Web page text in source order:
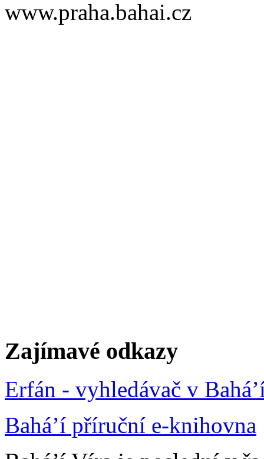
www.praha.bahai.cz
Zajímavé odkazy
Erfán - vyhledávač v
Bahá’í příruční e-knihovna